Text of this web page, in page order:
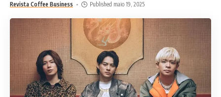
Revista Coffee Business Published maio 19, 2025